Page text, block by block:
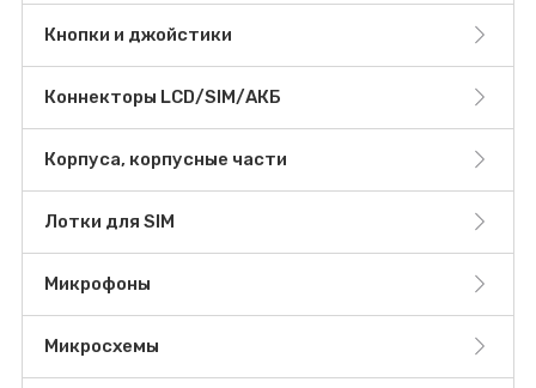
Кнопки и джойстики
Коннекторы LCD/SIM/АКБ
Корпуса, корпусные части
Лотки для SIM
Микрофоны
Микросхемы